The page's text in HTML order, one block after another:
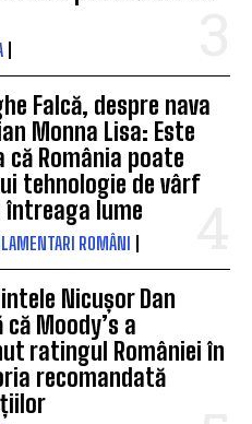
Falcă, despre nava
Monna Lisa: Este
că România poate
tehnologie de vârf
lume
ROMÂNI
Nicușor Dan
Moody’s a
ratingul României în
recomandată